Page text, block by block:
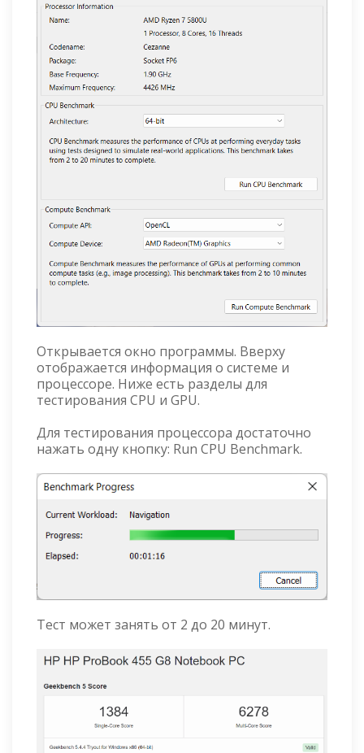
Открывается окно программы. Вверху
отображается информация о системе и
процессоре. Ниже есть разделы для
тестирования CPU и GPU.
Для тестирования процессора достаточно
нажать одну кнопку: Run CPU Benchmark.
Тест может занять от 2 до 20 минут.